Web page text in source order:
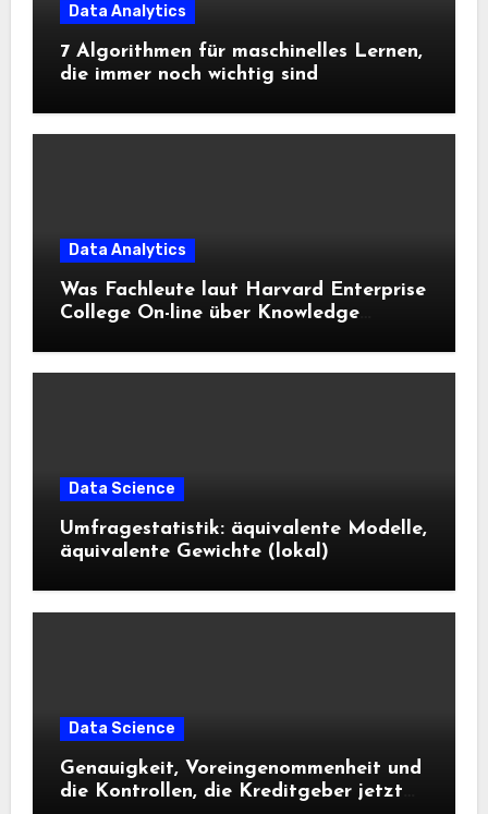
Data Analytics
7 Algorithmen für maschinelles Lernen,
die immer noch wichtig sind
Data Analytics
Was Fachleute laut Harvard Enterprise
College On-line über Knowledge
Data Science
Umfragestatistik: äquivalente Modelle,
äquivalente Gewichte (lokal)
Data Science
Genauigkeit, Voreingenommenheit und
die Kontrollen, die Kreditgeber jetzt